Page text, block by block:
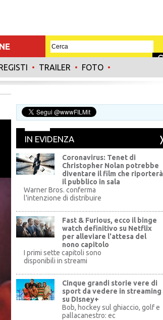
• TRAILER • FOTO •
IN EVIDENZA
WB
Coronavirus: Tenet di
Christopher Nolan potrebbe
diventare il film che riporterà
il pubblico in sala
Warner Bros. conferma
l'intenzione di distribuire
Fast & Furious, ecco il binge
watch definitivo su Netflix
per alleviare l'attesa del
nono capitolo
I primi sette capitoli sono
disponibili in streami
Disney+
Cinque grandi storie vere di
sport da vedere in streaming
su DIsney+
Bob, hockey sul ghiaccio, golf e
pallacanestro: ec